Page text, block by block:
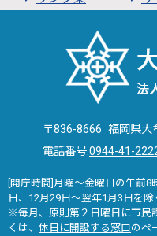
〒836-8666 福岡県大
電話番号:0944-41-
[開庁時間]月曜～金曜日の午前
日、12月29日～翌年1月3日を除
※毎月、原則第２日曜日に市民
くは、 休日に開設する窓口のペ